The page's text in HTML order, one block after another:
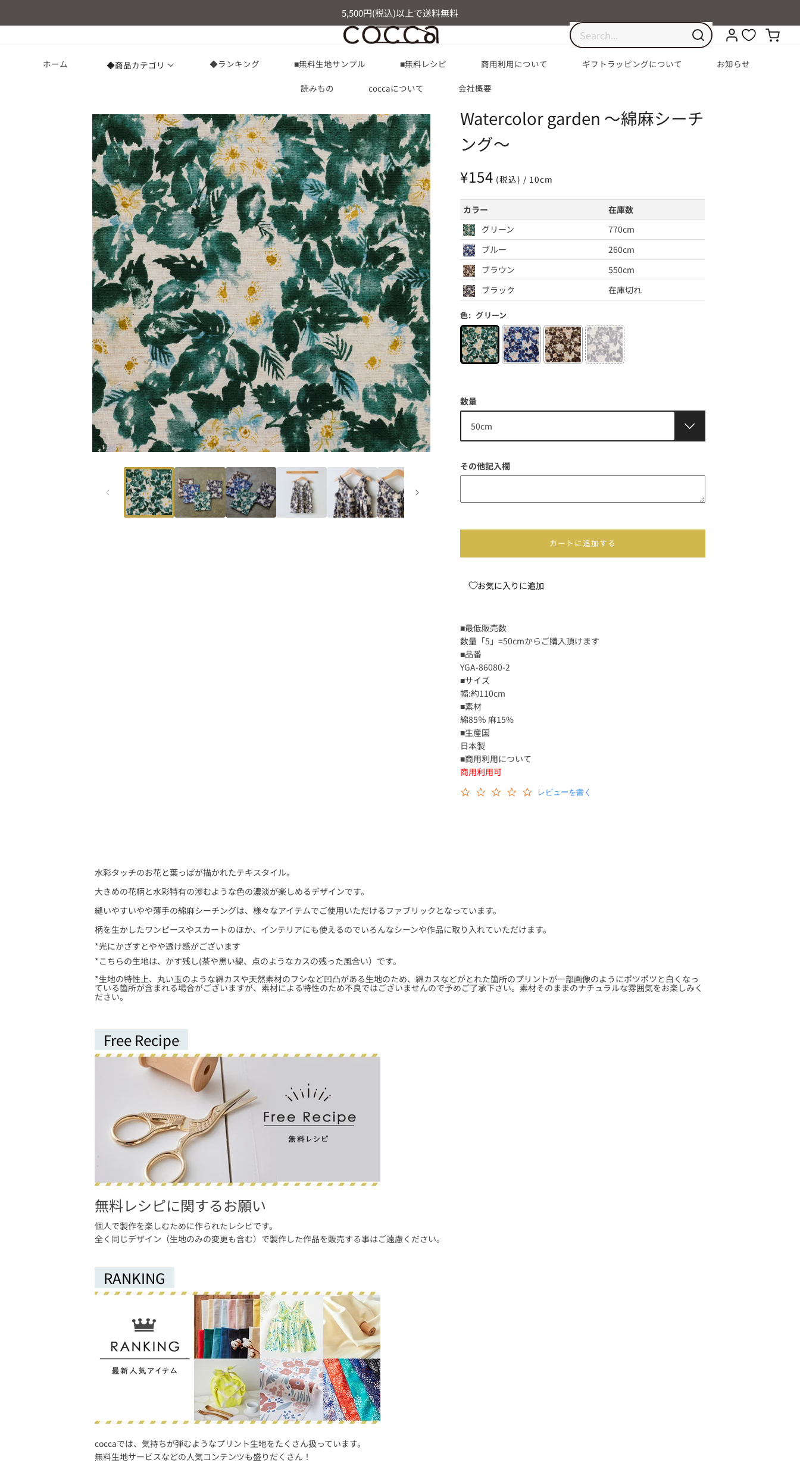
進む
5,500円(税込)以上で送料無料
ホーム ◆商品カテゴリ ◆ランキング ■無料生地サンプル ■無料レシピ 商用利用について ギフトラッピングについて お知らせ
読みもの coccaについて 会社概要
報にス
キップ
Watercolor garden ～綿麻シーチ
ング～
通
常
価
格
¥154 (税込) / 10cm
カラー
在庫数
グリーン
770cm
ブルー
260cm
ブラウン
550cm
ブラック
在庫切れ
色: グリーン
数量
その他記入欄
カートに追加する
お気に入りに追加
■最低販売数
数量「5」=50cmからご購入頂けます
■品番
YGA-86080-2
■サイズ
幅:約110cm
■素材
綿85％ 麻15%
■生産国
日本製
■商用利用について
商用利用可
0
レビューを書く
水彩タッチのお花と葉っぱが描かれたテキスタイル。
大きめの花柄と水彩特有の滲むような色の濃淡が楽しめるデザインです。
縫いやすいやや薄手の綿麻シーチングは、様々なアイテムでご使用いただけるファブリックとなっています。
柄を生かしたワンピースやスカートのほか、インテリアにも使えるのでいろんなシーンや作品に取り入れていただけます。
*光にかざすとやや透け感がございます
*こちらの生地は、かす残し(茶や黒い線、点のようなカスの残った風合い）です。
*生地の特性上、丸い玉のような綿カスや天然素材のフシなど凹凸がある生地のため、綿カスなどがとれた箇所のプリントが一部画像のようにポツポツと白くなっ
ている箇所が含まれる場合がございますが、素材による特性のため不良ではございませんので予めご了承下さい。素材そのままのナチュラルな雰囲気をお楽しみく
ださい。
Free Recipe
無料レシピに関するお願い
個人で製作を楽しむために作られたレシピです。
全く同じデザイン（生地のみの変更も含む）で製作した作品を販売する事はご遠慮ください。
RANKING
coccaでは、気持ちが弾むようなプリント生地をたくさん扱っています。
無料生地サービスなどの人気コンテンツも盛りだくさん！